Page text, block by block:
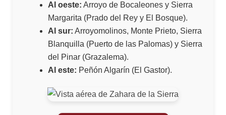
Al oeste: Arroyo de Bocaleones y Sierra
Margarita (Prado del Rey y El Bosque).
Al sur: Arroyomolinos, Monte Prieto, Sierra
Blanquilla (Puerto de las Palomas) y Sierra
del Pinar (Grazalema).
Al este: Peñón Algarín (El Gastor).